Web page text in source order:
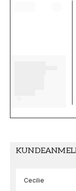
Cecilie